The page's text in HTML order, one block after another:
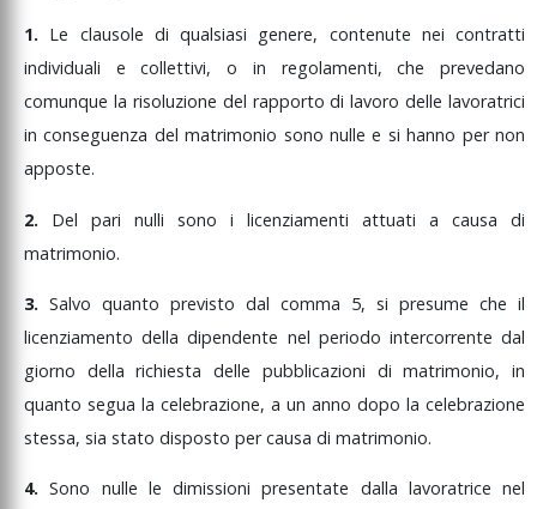
1. Le clausole di qualsiasi genere, contenute nei contratti
individuali ecollettivi,o in regolamenti,cheprevedano
comunque la risoluzione del rapportodilavorodelle lavoratrici
inconseguenza delmatrimonio sononullee sihanno pernon
apposte.
2. Del pari nulli sono i licenziamenti attuati a causa di
matrimonio.
3. Salvo quanto previsto dal comma 5, si presume che il
licenziamentodelladipendente nel periodo intercorrentedal
giorno dellarichiestadelle pubblicazioni dimatrimonio,in
quanto segua la celebrazione, a un anno dopo la celebrazione
stessa, sia stato disposto percausa di matrimonio.
4.Sono nulle le dimissionipresentate dalla lavoratrice nel